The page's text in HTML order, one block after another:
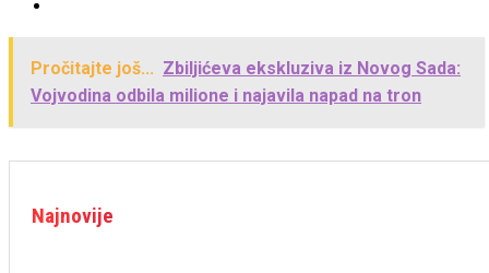
Pročitajte još... Zbiljićeva ekskluziva iz Novog Sada:
Vojvodina odbila milione i najavila napad na tron
Najnovije